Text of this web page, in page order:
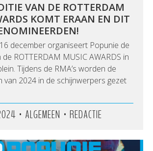
VAN DE ROTTERDAM
KOMT ERAAN EN DIT
december organiseert Popunie de
ROTTERDAM MUSIC AWARDS in
Tijdens de RMA’s worden de
van 2024 in de schijnwerpers gezet
• ALGEMEEN • REDACTIE